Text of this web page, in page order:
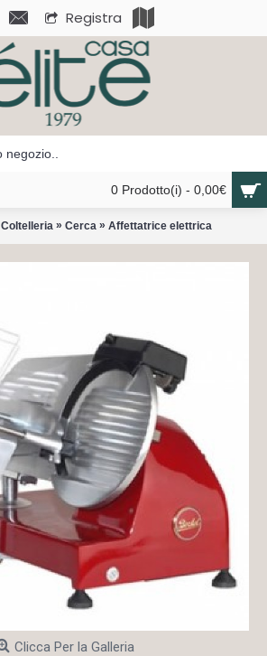
Registra
0 Prodotto(i) - 0,00€
Coltelleria » Cerca » Affettatrice elettrica
Clicca Per la Galleria